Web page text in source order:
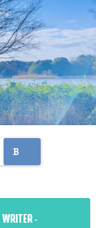
WRITER-